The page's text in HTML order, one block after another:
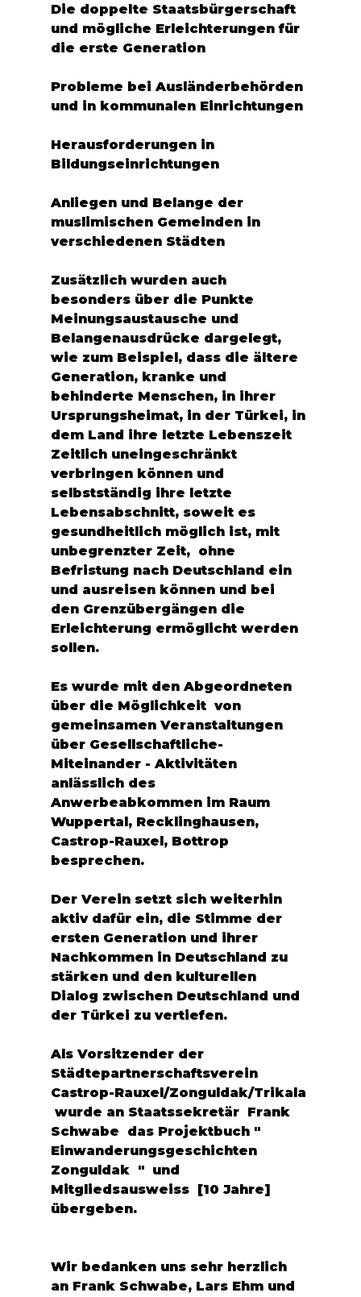
Die doppelte Staatsbürgerschaft
und mögliche Erleichterungen für
die erste Generation
Probleme bei Ausländerbehörden
und in kommunalen Einrichtungen
Herausforderungen in
Bildungseinrichtungen
Anliegen und Belange der
muslimischen Gemeinden in
verschiedenen Städten
Zusätzlich wurden auch
besonders über die Punkte
Meinungsaustausche und
Belangenausdrücke dargelegt,
wie zum Beispiel, dass die ältere
Generation, kranke und
behinderte Menschen, in ihrer
Ursprungsheimat, in der Türkei, in
dem Land ihre letzte Lebenszeit
Zeitlich uneingeschränkt
verbringen können und
selbstständig ihre letzte
Lebensabschnitt, soweit es
gesundheitlich möglich ist, mit
unbegrenzter Zeit,  ohne
Befristung nach Deutschland ein
und ausreisen können und bei
den Grenzübergängen die
Erleichterung ermöglicht werden
sollen.
Es wurde mit den Abgeordneten
über die Möglichkeit  von
gemeinsamen Veranstaltungen
über Gesellschaftliche-
Miteinander - Aktivitäten
anlässlich des
Anwerbeabkommen im Raum
Wuppertal, Recklinghausen,
Castrop-Rauxel, Bottrop
besprechen.
Der Verein setzt sich weiterhin
aktiv dafür ein, die Stimme der
ersten Generation und ihrer
Nachkommen in Deutschland zu
stärken und den kulturellen
Dialog zwischen Deutschland und
der Türkei zu vertiefen.
Als Vorsitzender der
Städtepartnerschaftsverein
Castrop-Rauxel/Zonguldak/Trikala
wurde an Staatssekretär  Frank
Schwabe  das Projektbuch "
Einwanderungsgeschichten
Zonguldak  "  und
Mitgliedsausweiss  [10 Jahre]
übergeben.
Wir bedanken uns sehr herzlich
an Frank Schwabe, Lars Ehm und